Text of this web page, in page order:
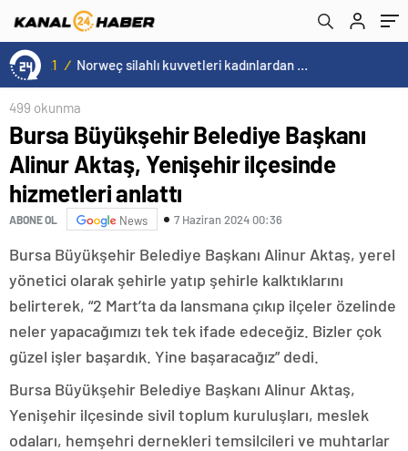
15:20 /
499 okunma
Bursa Büyükşehir Belediye Başkanı
Alinur Aktaş, Yenişehir ilçesinde
hizmetleri anlattı
ABONE OL News 7 Haziran 2024 00:36
Bursa Büyükşehir Belediye Başkanı Alinur Aktaş, yerel
yönetici olarak şehirle yatıp şehirle kalktıklarını
belirterek, “2 Mart’ta da lansmana çıkıp ilçeler özelinde
neler yapacağımızı tek tek ifade edeceğiz. Bizler çok
güzel işler başardık. Yine başaracağız” dedi.
Bursa Büyükşehir Belediye Başkanı Alinur Aktaş,
Yenişehir ilçesinde sivil toplum kuruluşları, meslek
odaları, hemşehri dernekleri temsilcileri ve muhtarlar
Üzerini Örtmekten Başka Bir Şey İfade
Etmiyor”